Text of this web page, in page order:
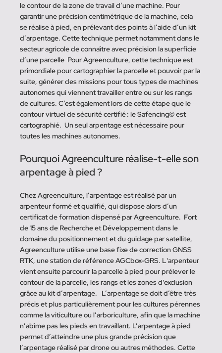
le contour de la zone de travail d’une machine. Pour
garantir une précision centimétrique de la machine, cela
se réalise à pied, en prélevant des points à l’aide d’un kit
d’arpentage. Cette technique permet notamment dans le
secteur agricole de connaître avec précision la superficie
d’une parcelle  Pour Agreenculture, cette technique est
primordiale pour cartographier la parcelle et pouvoir par la
suite, générer des missions pour tous types de machines
autonomes qui viennent travailler entre ou sur les rangs
de cultures. C’est également lors de cette étape que le
contour virtuel de sécurité certifié : le Safencing© est
cartographié.  Un seul arpentage est nécessaire pour
toutes les machines autonomes.
Pourquoi Agreenculture réalise-t-elle son
arpentage à pied ?
Chez Agreenculture, l’arpentage est réalisé par un
arpenteur formé et qualifié, qui dispose alors d’un
certificat de formation dispensé par Agreenculture.  Fort
de 15 ans de Recherche et Développement dans le
domaine du positionnement et du guidage par satellite,
Agreenculture utilise une base fixe de correction GNSS
RTK, une station de référence AGCbox-GRS. L'arpenteur
vient ensuite parcourir la parcelle à pied pour prélever le
contour de la parcelle, les rangs et les zones d'exclusion
grâce au kit d’arpentage.   L’arpentage se doit d’être très
précis et plus particulièrement pour les cultures pérennes
comme la viticulture ou l’arboriculture, afin que la machine
n’abîme pas les pieds en travaillant. L’arpentage à pied
permet d’atteindre une plus grande précision que
l’arpentage réalisé par drone ou autres méthodes. Cette